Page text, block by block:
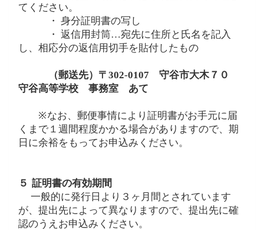
てください。
・ 身分証明書の写し
・ 返信用封筒…宛先に住所と氏名を記入
し、相応分の返信用切手を貼付したもの
（郵送先）〒 302-0107 守谷市大木７０
守谷高等学校 事務室 あて
※なお、郵便事情により証明書がお手元に届
くまで１週間程度かかる場合がありますので、期
日に余裕をもってお申込みください。
５ 証明書の有効期間
一般的に発行日より３ヶ月間とされています
が、提出先によって異なりますので、提出先に確
認のうえお申込みください。